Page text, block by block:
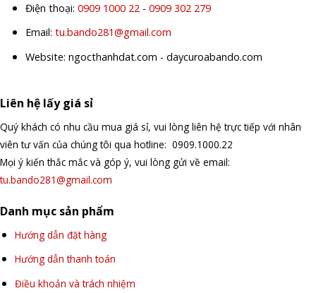
Điện thoại: 0909 1000 22- 0909 302 279
Email: tu.bando281@gmail.com
Website: ngocthanhdat.com - daycuroabando.com
Liên hệ lấy giá sỉ
Quý khách có nhu cầu mua giá sỉ, vui lòng liên hệ trực tiếp với nhân
viên tư vấn của chúng tôi qua hotline: 0909.1000.22
Mọi ý kiến thắc mắc và góp ý, vui lòng gửi về email:
tu.bando281@gmail.com
Danh mục sản phẩm
Hướng dẫn đặt hàng
Hướng dẫn thanh toán
Điều khoản và trách nhiệm